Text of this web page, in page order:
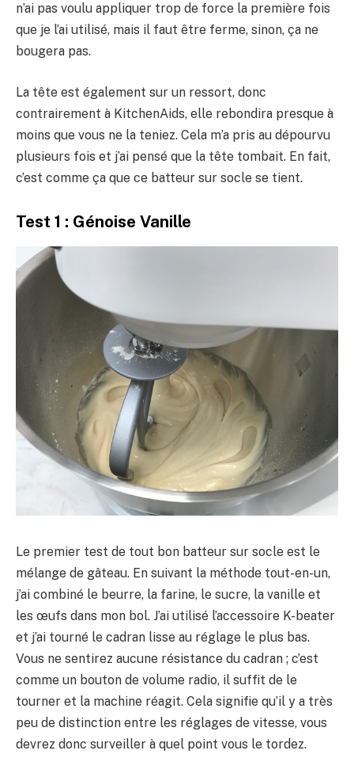
n’ai pas voulu appliquer trop de force la première fois
que je l’ai utilisé, mais il faut être ferme, sinon, ça ne
bougera pas.
La tête est également sur un ressort, donc
contrairement à KitchenAids, elle rebondira presque à
moins que vous ne la teniez. Cela m’a pris au dépourvu
plusieurs fois et j’ai pensé que la tête tombait. En fait,
c’est comme ça que ce batteur sur socle se tient.
Test 1 : Génoise Vanille
Le premier test de tout bon batteur sur socle est le
mélange de gâteau. En suivant la méthode tout-en-un,
j’ai combiné le beurre, la farine, le sucre, la vanille et
les œufs dans mon bol. J’ai utilisé l’accessoire K-beater
et j’ai tourné le cadran lisse au réglage le plus bas.
Vous ne sentirez aucune résistance du cadran ; c’est
comme un bouton de volume radio, il suffit de le
tourner et la machine réagit. Cela signifie qu’il y a très
peu de distinction entre les réglages de vitesse, vous
devrez donc surveiller à quel point vous le tordez.